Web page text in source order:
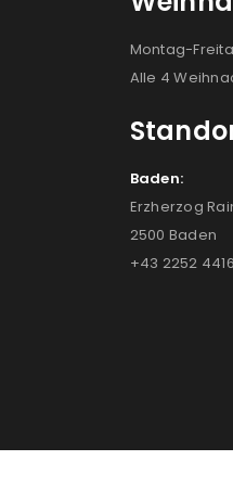
Montag-
Alle 4
Baden:
Erzherzog
2500 Baden
+43 2252